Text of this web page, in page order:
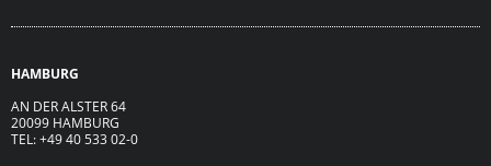
HAMBURG
AN DER ALSTER 64
20099 HAMBURG
TEL: +49 40 533 02-0